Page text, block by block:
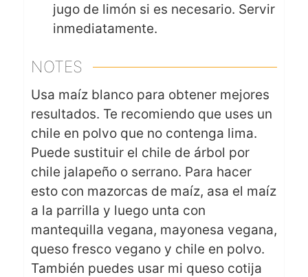
jugo de limón si es necesario. Servir
inmediatamente.
NOTES
Usa maíz blanco para obtener mejores
resultados. Te recomiendo que uses un
chile en polvo que no contenga lima.
Puede sustituir el chile de árbol por
chile jalapeño o serrano. Para hacer
esto con mazorcas de maíz, asa el maíz
a la parrilla y luego unta con
mantequilla vegana, mayonesa vegana,
queso fresco vegano y chile en polvo.
También puedes usar mi queso cotija